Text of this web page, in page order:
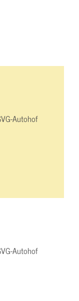
Autohof
Autohof